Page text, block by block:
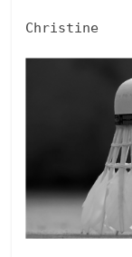
Christine